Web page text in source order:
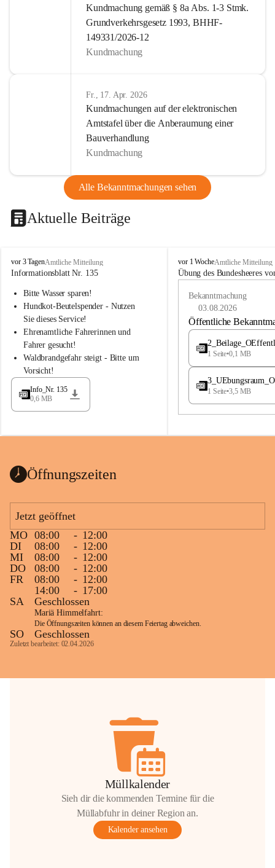
Kundmachung gemäß § 8a Abs. 1-3 Stmk.
Grundverkehrsgesetz 1993, BHHF-
149331/2026-12
Kundmachung
Fr., 17. Apr. 2026
Kundmachungen auf der elektronischen
Amtstafel über die Anberaumung einer
Bauverhandlung
Kundmachung
Alle Bekanntmachungen sehen
Aktuelle Beiträge
B
u
h
a
d
l
a
vor 3 TagenAmtliche Mitteilung
Informationsblatt Nr. 135
Bitte Wasser sparen!
Hundkot-Beutelspender - Nutzen
Sie dieses Service!
Ehrenamtliche Fahrerinnen und
Fahrer gesucht!
Waldbrandgefahr steigt - Bitte um
Vorsicht!
Info_Nr. 135
0,6 MB
B
u
e
a
vor 1 WocheAmtliche Mitteilung
Übung des Bundesheeres
Bekanntmachung
03.08.2026
Öffentliche
1 Seite•0,1 MB
1 Seite•3,5 MB
Öffnungszeiten
Jetzt geöffnet
MO 08:00 - 12:00
DI
08:00 - 12:00
MI
08:00 - 12:00
DO
08:00 - 12:00
FR
08:00 - 12:00
14:00
- 17:00
SA
Geschlossen
Mariä Himmelfahrt:
Die Öffnungszeiten können an diesem Feiertag abweichen.
SO Geschlossen
Zuletzt bearbeitet: 02.04.2026
Müllkalender
Sieh dir die kommenden Termine für die
Müllabfuhr in deiner Region an.
Kalender ansehen